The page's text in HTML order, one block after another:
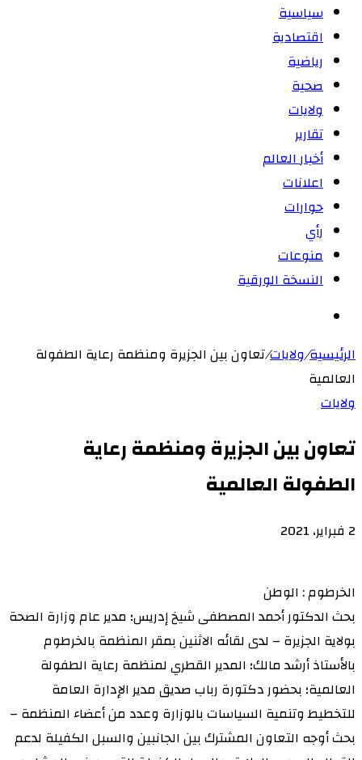
سياسية
اقتصادية
رياضية
صحية
ولايات
تقارير
أخبار العالم
اعلانات
حوارات
رأي
منوعات
النسخة الورقية
الرئيسية/ولايات/تعاون بين الجزيرة ومنظمة رعاية الطفولة
العالمية
ولايات
تعاون بين الجزيرة ومنظمة رعاية
الطفولة العالمية
2 فبراير، 2021
الخرطوم : الوطن
بحث الدكتور أحمد المصطفى شيخ إدريس؛ مدير عام وزارة الصحة
بولاية الجزيرة – لدى لقائه الاثنين بمقر المنظمة بالخرطوم
بالأستاذ أرشد مالك؛ المدير القطري لمنظمة رعاية الطفولة
العالمية؛ بحضور دكتورة رباب صديق مدير الإدارة العامة
للتخطيط وتنمية السياسات بالوزارة وعدد من أعضاء المنظمة –
بحث أوجه التعاون المشترك بين الجانبين والسبل الكفيلة لدعم